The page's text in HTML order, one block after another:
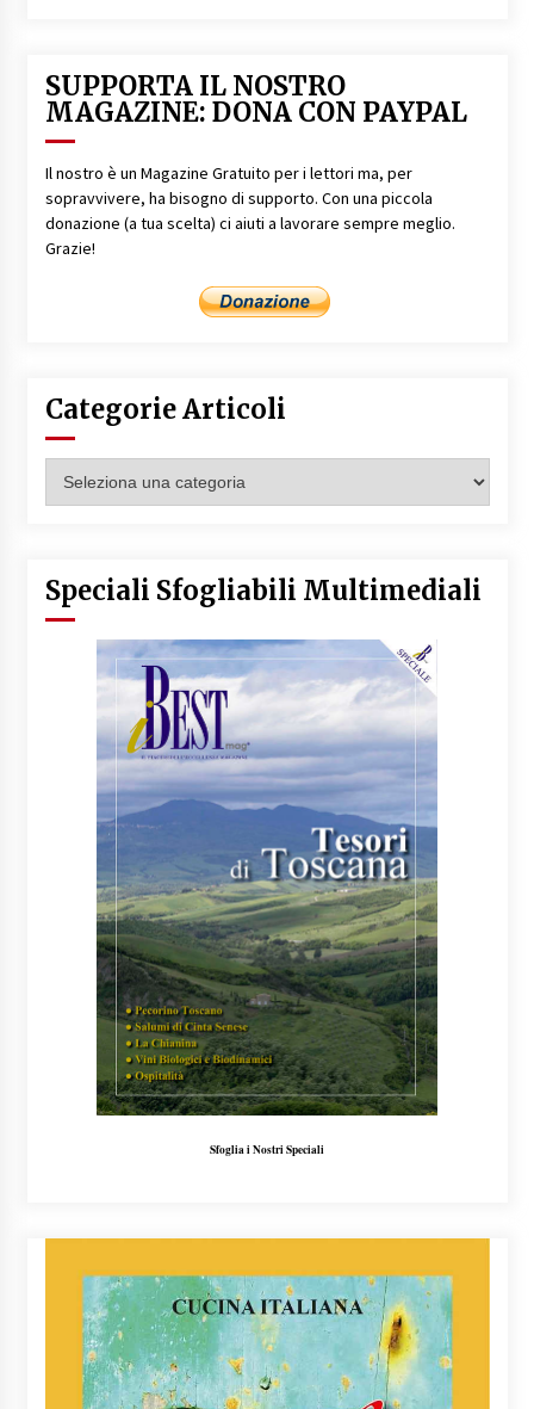
SUPPORTA IL NOSTRO
MAGAZINE: DONA CON PAYPAL
Il nostro è un Magazine Gratuito per i lettori ma, per
sopravvivere, ha bisogno di supporto. Con una piccola
donazione (a tua scelta) ci aiuti a lavorare sempre meglio.
Grazie!
Categorie Articoli
Articoli
Speciali Sfogliabili Multimediali
Sfoglia i Nostri Speciali